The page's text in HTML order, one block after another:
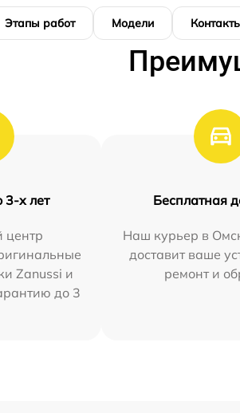
Этапы работ Модели
3-х лет
центр
Zanussi и
до 3
Бесплатная
Наш курьер в
доставит ваше
ремонт и